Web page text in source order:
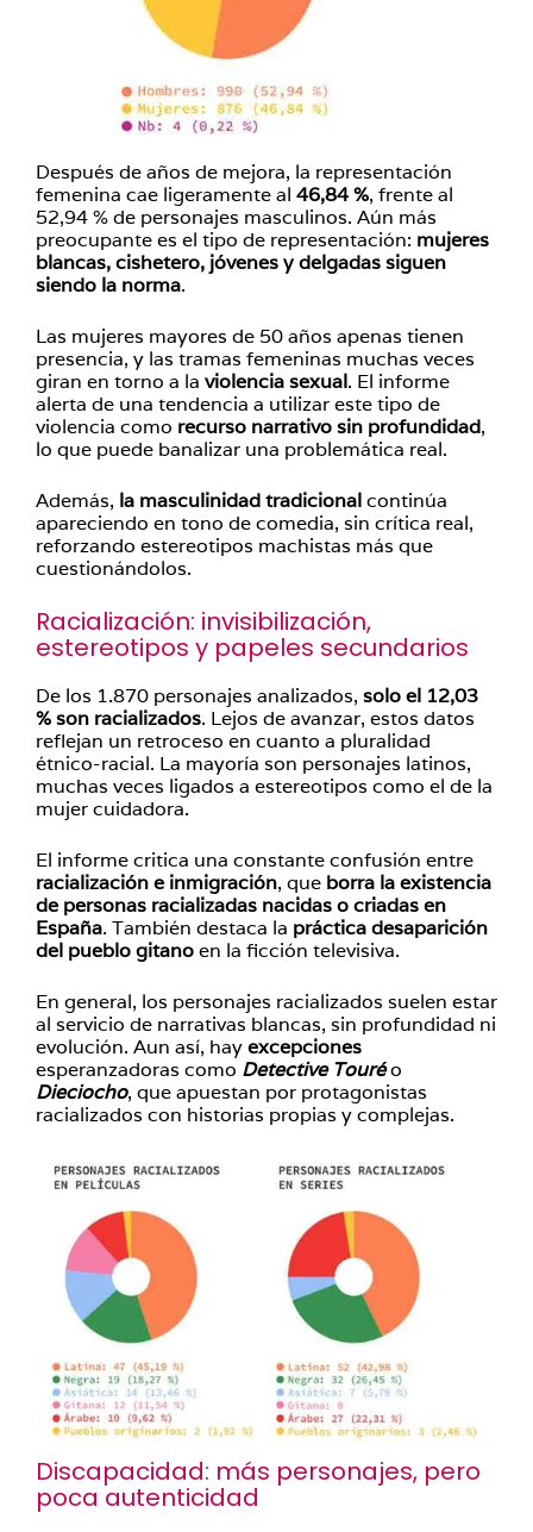
Después de años de mejora, la representación
femenina cae ligeramente al 46,84 %, frente al
52,94 % de personajes masculinos. Aún más
preocupante es el tipo de representación: mujeres
blancas, cishetero, jóvenes y delgadas siguen
siendo la norma.
Las mujeres mayores de 50 años apenas tienen
presencia, y las tramas femeninas muchas veces
giran en torno a la violencia sexual. El informe
alerta de una tendencia a utilizar este tipo de
violencia como recurso narrativo sin profundidad,
lo que puede banalizar una problemática real.
Además, la masculinidad tradicionalcontinúa
apareciendo en tono de comedia, sin crítica real,
reforzando estereotipos machistas más que
cuestionándolos.
Racialización: invisibilización,
estereotipos y papeles secundarios
De los 1.870 personajes analizados, solo el 12,03
% son racializados. Lejos de avanzar, estos datos
reflejan un retroceso en cuanto a pluralidad
étnico-racial. La mayoría son personajes latinos,
muchas veces ligados a estereotipos como el de la
mujer cuidadora.
El informe critica una constante confusión entre
racialización e inmigración, que borra la existencia
de personas racializadas nacidas o criadas en
España. También destaca la práctica desaparición
del pueblo gitanoen la ficción televisiva.
En general, los personajes racializados suelen estar
al servicio de narrativas blancas, sin profundidad ni
evolución. Aun así, hayexcepciones
esperanzadoras como Detective Touréo
Dieciocho, que apuestan por protagonistas
racializados con historias propias y complejas.
Discapacidad: más personajes, pero
poca autenticidad